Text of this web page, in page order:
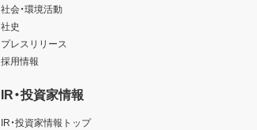
社会・環境活動
社史
プレスリリース
採用情報
IR・投資家情報
IR・投資家情報トップ